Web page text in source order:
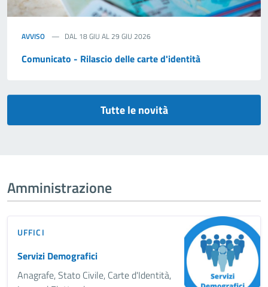
AVVISO DAL 18 GIU AL 29 GIU 2026
Comunicato - Rilascio delle carte d'identità
Tutte le novità
Amministrazione
UFFICI
Servizi Demografici
Anagrafe, Stato Civile, Carte d'Identità,